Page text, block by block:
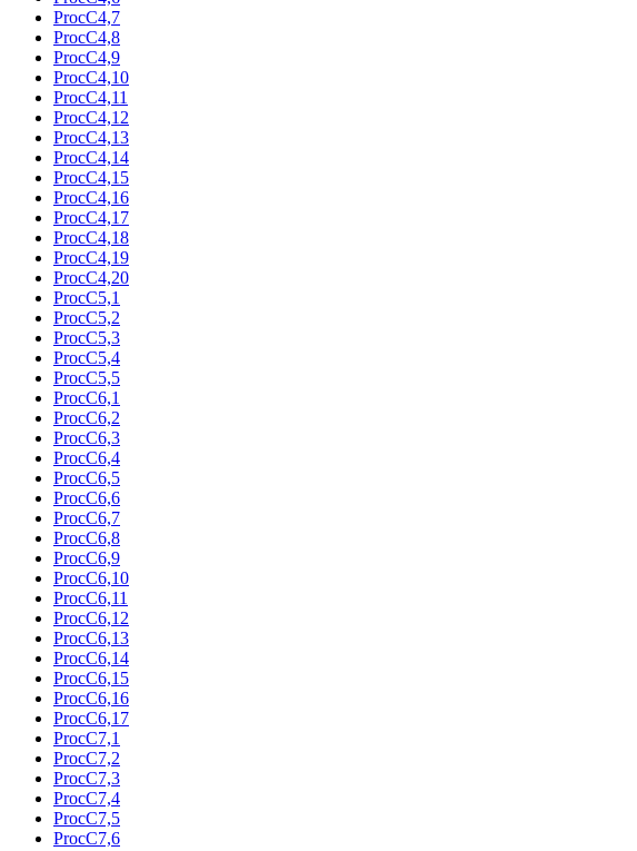
ProcC4,7
ProcC4,8
ProcC4,9
ProcC4,10
ProcC4,11
ProcC4,12
ProcC4,13
ProcC4,14
ProcC4,15
ProcC4,16
ProcC4,17
ProcC4,18
ProcC4,19
ProcC4,20
ProcC5,1
ProcC5,2
ProcC5,3
ProcC5,4
ProcC5,5
ProcC6,1
ProcC6,2
ProcC6,3
ProcC6,4
ProcC6,5
ProcC6,6
ProcC6,7
ProcC6,8
ProcC6,9
ProcC6,10
ProcC6,11
ProcC6,12
ProcC6,13
ProcC6,14
ProcC6,15
ProcC6,16
ProcC6,17
ProcC7,1
ProcC7,2
ProcC7,3
ProcC7,4
ProcC7,5
ProcC7,6